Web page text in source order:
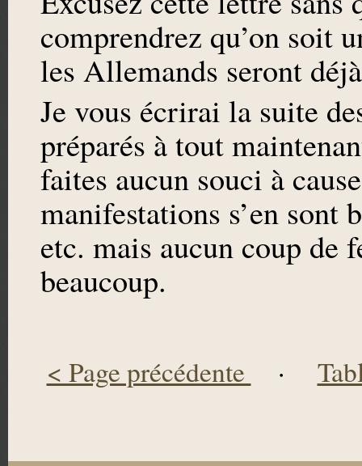
comprendrez qu’on soit
les Allemands seront
Je vous écrirai la suite
préparés à tout
faites aucun souci à
manifestations s’en sont
etc. mais aucun coup de
beaucoup.
< Page précédente ·